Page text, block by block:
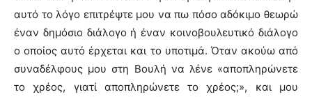
αυτό το λόγο επιτρέψτε μου να πω πόσο αδόκιμο θεωρώ
έναν δημόσιο διάλογο ή έναν κοινοβουλευτικό διάλογο
ο οποίος αυτό έρχεται και το υποτιμά. Όταν ακούω από
συναδέλφους μου στη Βουλή να λένε «αποπληρώνετε
το χρέος, γιατί αποπληρώνετε το χρέος;», και μου